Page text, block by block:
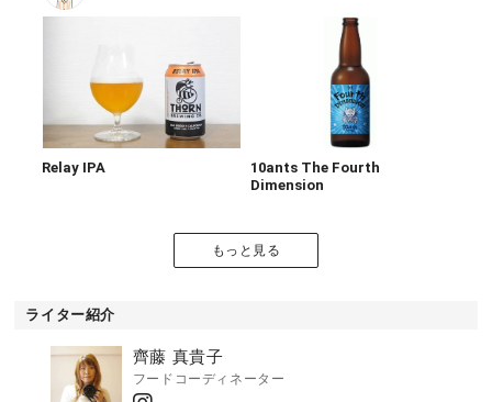
Relay IPA
10ants The Fourth
Dimension
もっと見る
ライター紹介
齊藤 真貴子
フードコーディネーター